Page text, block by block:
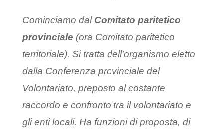
Cominciamo dal Comitato paritetico
provinciale (ora Comitato paritetico
territoriale). Si tratta dell’organismo eletto
dalla Conferenza provinciale del
Volontariato, preposto al costante
raccordo e confronto tra il volontariato e
gli enti locali. Ha funzioni di proposta, di